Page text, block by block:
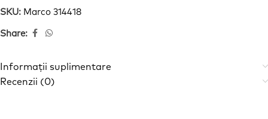
SKU: Marco 314418
Share:
Informații suplimentare
Recenzii (0)